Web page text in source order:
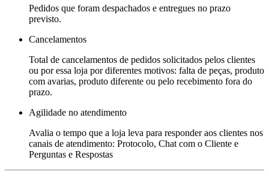
Pedidos que foram despachados e entregues no prazo
previsto.
Cancelamentos
Total de cancelamentos de pedidos solicitados pelos clientes
ou por essa loja por diferentes motivos: falta de peças, produto
com avarias, produto diferente ou pelo recebimento fora do
prazo.
Agilidade no atendimento
Avalia o tempo que a loja leva para responder aos clientes nos
canais de atendimento: Protocolo, Chat com o Cliente e
Perguntas e Respostas